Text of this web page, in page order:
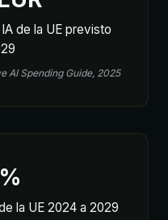
de la UE previsto
AI Spending Guide, 2025
la UE 2024 a 2029